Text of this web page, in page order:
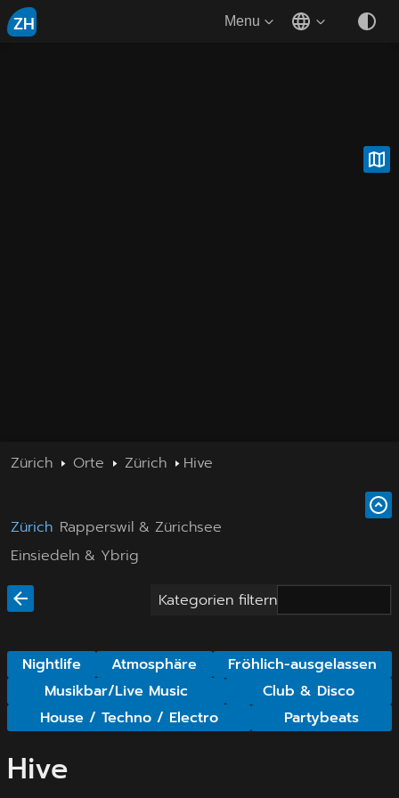
ZH Menu
Zürich Orte Zürich Hive
Zürich Rapperswil & Zürichsee
Einsiedeln & Ybrig
Kategorien filtern
Nightlife Atmosphäre
Fröhlich-ausgelassen
Musikbar/Live Music
Club & Disco
House / Techno / Electro
Partybeats
Hive